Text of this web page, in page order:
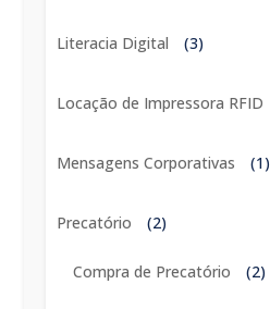
Literacia Digital (3)
Locação de Impressora RFID
Mensagens Corporativas (1)
Precatório (2)
Compra de Precatório (2)